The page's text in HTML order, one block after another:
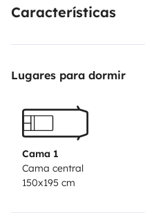
Características
Lugares para dormir
Cama 1
Cama central
150x195 cm